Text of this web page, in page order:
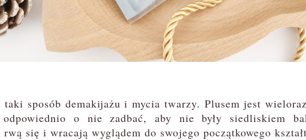
sposób demakijażu i mycia twarzy. Plusem jest
odpowiednio o nie zadbać, aby nie były siedliskiem
się i wracają wyglądem do swojego początkowego